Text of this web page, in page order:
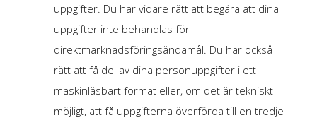
uppgifter. Du har vidare rätt att begära att dina
uppgifter inte behandlas för
direktmarknadsföringsändamål. Du har också
rätt att få del av dina personuppgifter i ett
maskinläsbart format eller, om det är tekniskt
möjligt, att få uppgifterna överförda till en tredje